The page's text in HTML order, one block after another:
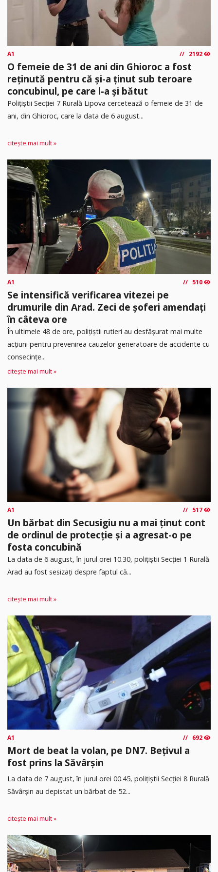
A1 2192
O femeie de 31 de ani din Ghioroc a fost
reținută pentru că și-a ținut sub teroare
concubinul, pe care l-a și bătut
​Polițiștii Secției 7 Rurală Lipova cercetează o femeie de 31 de
ani, din Ghioroc, care la data de 6 august...
citește mai mult »
A1 510
Se intensifică verificarea vitezei pe
drumurile din Arad. Zeci de șoferi amendați
în câteva ore
În ultimele 48 de ore, polițiștii rutieri au desfășurat mai multe
acțiuni pentru prevenirea cauzelor generatoare de accidente cu
consecințe...
citește mai mult »
A1 517
Un bărbat din Secusigiu nu a mai ținut cont
de ordinul de protecție și a agresat-o pe
fosta concubină
​La data de 6 august, în jurul orei 10.30, polițiștii Secției 1 Rurală
Arad au fost sesizați despre faptul că...
citește mai mult »
A1 692
Mort de beat la volan, pe DN7. Bețivul a
fost prins la Săvârșin
​La data de 7 august, în jurul orei 00.45, polițiștii Secției 8 Rurală
Săvârșin au depistat un bărbat de 52...
citește mai mult »